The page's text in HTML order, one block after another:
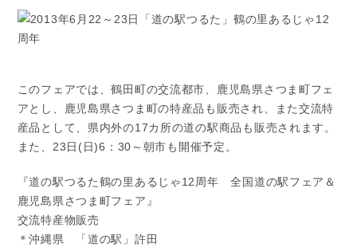
このフェアでは、鶴田町の交流都市、鹿児島県さつま町フェ
アとし、鹿児島県さつま町の特産品も販売され、また交流特
産品として、県内外の17カ所の道の駅商品も販売されます。
また、23日(日)6：30～朝市も開催予定。
『道の駅つるた鶴の里あるじゃ12周年 全国道の駅フェア＆
鹿児島県さつま町フェア』
交流特産物販売
＊沖縄県 「道の駅」許田